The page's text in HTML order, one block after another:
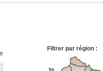
Filtrer par région :